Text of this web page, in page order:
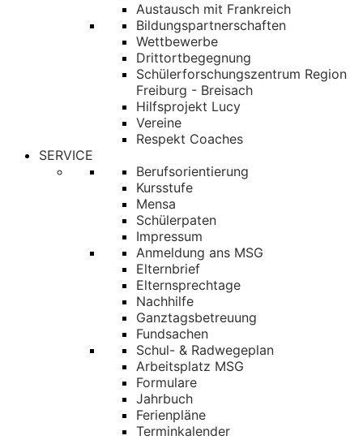
Austausch mit Frankreich
Bildungspartnerschaften
Wettbewerbe
Drittortbegegnung
Schülerforschungszentrum Region
Freiburg - Breisach
Hilfsprojekt Lucy
Vereine
Respekt Coaches
SERVICE
Berufsorientierung
Kursstufe
Mensa
Schülerpaten
Impressum
Anmeldung ans MSG
Elternbrief
Elternsprechtage
Nachhilfe
Ganztagsbetreuung
Fundsachen
Schul- & Radwegeplan
Arbeitsplatz MSG
Formulare
Jahrbuch
Ferienpläne
Terminkalender